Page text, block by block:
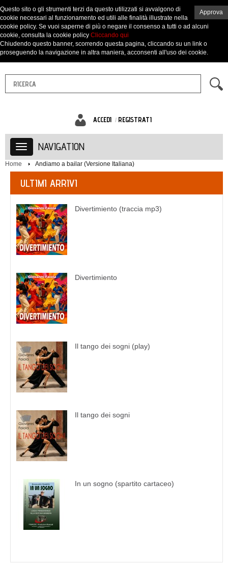
ACCEDI REGISTRATI
NAVIGATION
Home Andiamo a bailar (Versione Italiana)
ULTIMI ARRIVI
Divertimiento (traccia mp3)
Divertimiento
Il tango dei sogni (play)
Il tango dei sogni
In un sogno (spartito cartaceo)
Approva
Questo sito o gli strumenti terzi da questo utilizzati si avvalgono di
cookie necessari al funzionamento ed utili alle finalità illustrate nella
cookie policy. Se vuoi saperne di più o negare il consenso a tutti o ad alcuni
cookie, consulta la cookie policy Cliccando qui
Chiudendo questo banner, scorrendo questa pagina, cliccando su un link o
proseguendo la navigazione in altra maniera, acconsenti all'uso dei cookie.